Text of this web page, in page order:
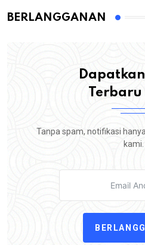
BERLANGGANAN
Terbaru
Tanpa spam, notifikasi
kami.